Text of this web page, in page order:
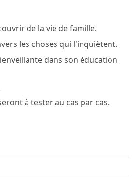
de la vie de famille.
les choses qui l'inquiètent.
dans son éducation
à tester au cas par cas.